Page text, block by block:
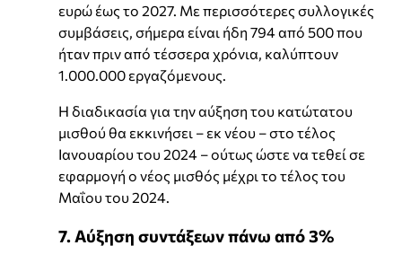
ευρώ έως το 2027. Με περισσότερες συλλογικές
συμβάσεις, σήμερα είναι ήδη 794 από 500 που
ήταν πριν από τέσσερα χρόνια, καλύπτουν
1.000.000 εργαζόμενους.
Η διαδικασία για την αύξηση του κατώτατου
μισθού θα εκκινήσει – εκ νέου – στο τέλος
Ιανουαρίου του 2024 – ούτως ώστε να τεθεί σε
εφαρμογή ο νέος μισθός μέχρι το τέλος του
Μαΐου του 2024.
7. Αύξηση συντάξεων πάνω από 3%